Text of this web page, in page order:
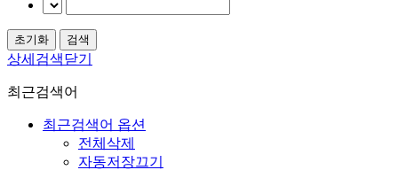
상세검색닫기
최근검색어
최근검색어 옵션
전체삭제
자동저장끄기